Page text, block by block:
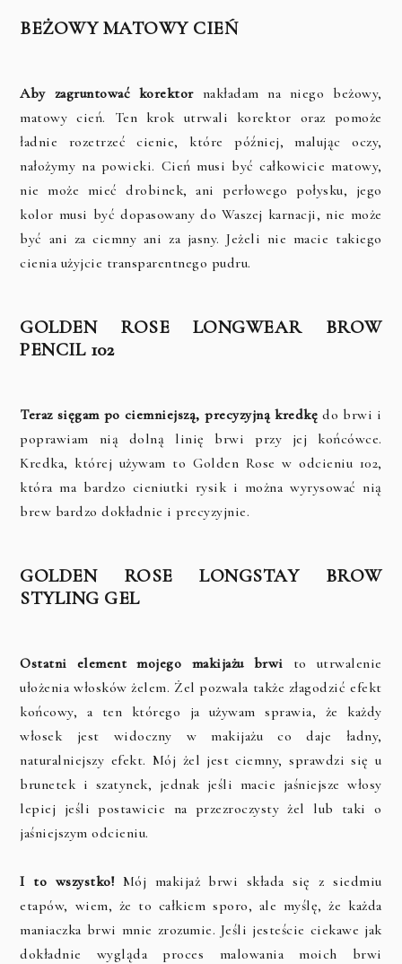
BEŻOWY MATOWY CIEŃ
Aby zagruntować korektornakładam na niego beżowy,
matowy cień. Ten krok utrwali korektor oraz pomoże
ładnie rozetrzeć cienie, które później, malując oczy,
nałożymy na powieki. Cień musi być całkowicie matowy,
nie może mieć drobinek, ani perłowego połysku, jego
kolor musi być dopasowany do Waszej karnacji, nie może
być ani za ciemny ani za jasny. Jeżeli nie macie takiego
cienia użyjcie transparentnego pudru.
GOLDEN ROSE LONGWEAR BROW
PENCIL 102
Teraz sięgam po ciemniejszą, precyzyjną kredkę do brwi i
poprawiam nią dolną linię brwi przy jej końcówce.
Kredka, której używam to Golden Rose w odcieniu 102,
która ma bardzo cieniutki rysik i można wyrysować nią
brew bardzo dokładnie i precyzyjnie.
GOLDEN ROSE LONGSTAY BROW
STYLING GEL
Ostatni element mojego makijażu brwi to utrwalenie
ułożenia włosków żelem. Żel pozwala także złagodzić efekt
końcowy, a ten którego ja używam sprawia, że każdy
włosek jest widoczny w makijażu co daje ładny,
naturalniejszy efekt. Mój żel jest ciemny, sprawdzi się u
brunetek i szatynek, jednak jeśli macie jaśniejsze włosy
lepiej jeśli postawicie na przezroczysty żel lub taki o
jaśniejszym odcieniu.
I to wszystko! Mój makijaż brwi składa się z siedmiu
etapów, wiem, że to całkiem sporo, ale myślę, że każda
maniaczka brwi mnie zrozumie. Jeśli jesteście ciekawe jak
dokładnie wygląda proces malowania moich brwi